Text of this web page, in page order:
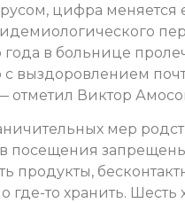
цифра меняется
года в больнице
выздоровлением
отметил Виктор
мер
посещения
продукты,
где-то хранить.